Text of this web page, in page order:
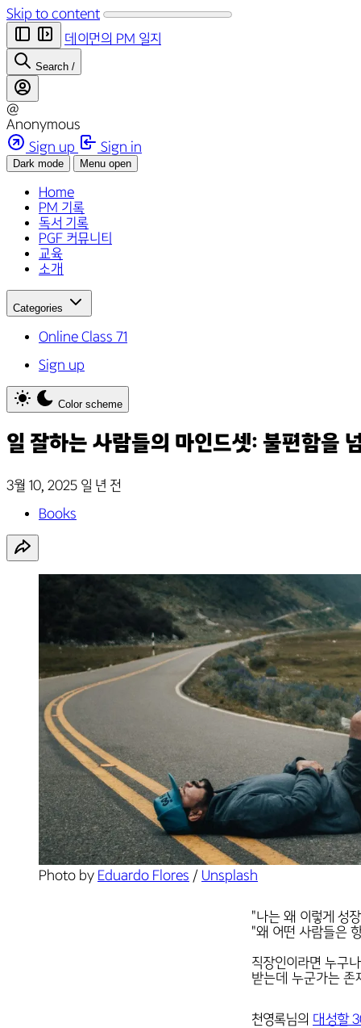
Skip to content
데이먼의 PM 일지
Search /
@
Anonymous
Sign up
Sign in
Dark mode Menu open
Home
PM 기록
독서 기록
PGF 커뮤니티
교육
소개
Categories
Online Class 71
Sign up
Color scheme
일 잘하는 사람들의 마인드셋: 불편함을
3월 10, 2025 일 년 전
Books
Photo by Eduardo Flores / Unsplash
"나는 왜 이렇게 성
"왜 어떤 사람들은
직장인이라면 누구
받는데 누군가는 존
천영록님의 대성할